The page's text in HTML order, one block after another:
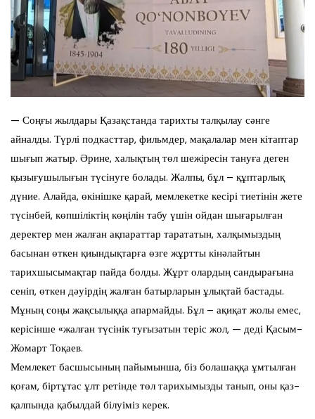
— Соңғы жылдары Қазақстанда тарихты талқылау сәнге
айналды. Түрлі подкасттар, фильмдер, мақалалар мен кітаптар
шығып жатыр. Әрине, халықтың төл шежіресін тануға деген
қызығушылығын түсінуге болады. Жалпы, бұл – құптарлық
дүние. Алайда, өкінішке қарай, мемлекетке кесірі тиетінін жете
түсінбей, көпшіліктің көңілін табу үшін ойдан шығарылған
деректер мен жалған ақпараттар тарататын, халқымыздың
басынан өткен қиындықтарға өзге жұртты кінәлайтын
тарихшысымақтар пайда болды. Жұрт олардың сандырағына
сеніп, өткен дәуірдің жалған батырларын ұлықтай бастады.
Мұның соңы жақсылыққа апармайды. Бұл – ақиқат жолы емес,
керісінше «жалған түсінік туғызатын теріс жол, — деді Қасым-
Жомарт Тоқаев.
Мемлекет басшысының пайымынша, біз болашаққа ұмтылған
қоғам, біртұтас ұлт ретінде төл тарихымызды танып, оны қаз-
қалпында қабылдай білуіміз керек.